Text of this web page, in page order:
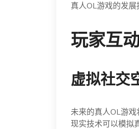
真人OL游戏的发展
玩家互
虚拟社交
未来的真人OL游
现实技术可以模拟